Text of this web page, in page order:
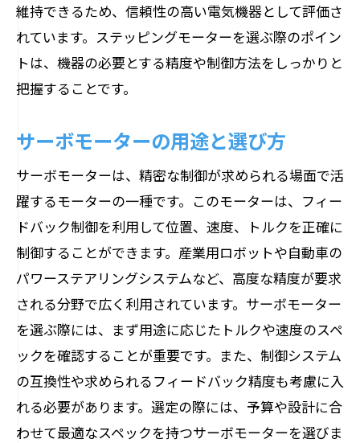
維持できるため、信頼性の高い電気機器として評価さ
れています。ステッピングモーターを選ぶ際のポイン
トは、機器の必要とする精度や制御方法をしっかりと
把握することです。
サーボモーターの用途と選び方
サーボモーターは、精密な制御が求められる場面で活
躍するモーターの一種です。このモーターは、フィー
ドバック制御を利用して位置、速度、トルクを正確に
制御することができます。産業用ロボットや自動車の
パワーステアリングシステムなど、高度な精度が要求
される分野で広く利用されています。サーボモーター
を選ぶ際には、まず用途に応じたトルクや速度のスペ
ックを確認することが重要です。また、制御システム
の互換性や求められるフィードバック精度も考慮に入
れる必要があります。選定の際には、予算や設計に合
わせて最適なスペックを持つサーボモーターを選びま